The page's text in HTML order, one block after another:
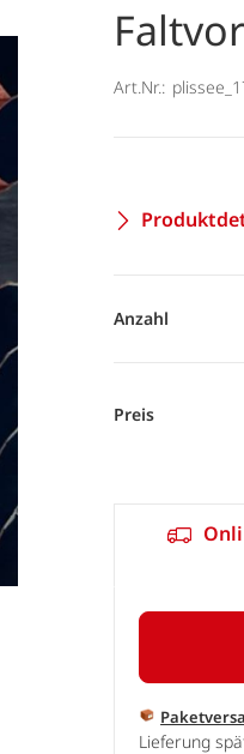
Art.Nr.:
Anzahl
Preis
Lieferung